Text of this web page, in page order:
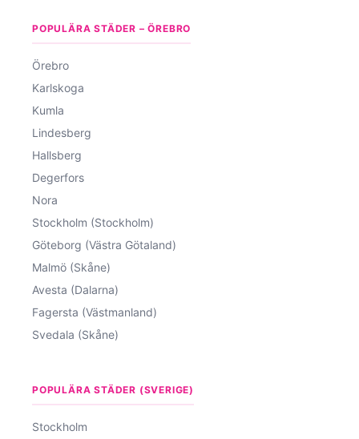
POPULÄRA STÄDER – ÖREBRO
Örebro
Karlskoga
Kumla
Lindesberg
Hallsberg
Degerfors
Nora
Stockholm (Stockholm)
Göteborg (Västra Götaland)
Malmö (Skåne)
Avesta (Dalarna)
Fagersta (Västmanland)
Svedala (Skåne)
POPULÄRA STÄDER (SVERIGE)
Stockholm